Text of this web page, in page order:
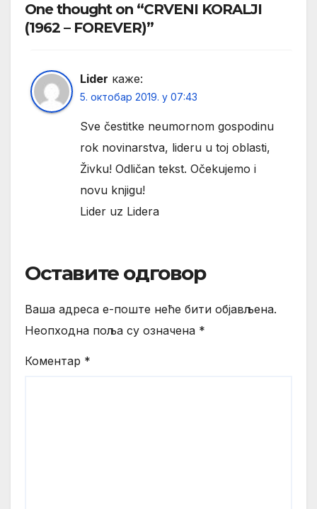
One thought on “CRVENI KORALJI
(1962 – FOREVER)”
Lider каже:
5. октобар 2019. у 07:43
Sve čestitke neumornom gospodinu
rok novinarstva, lideru u toj oblasti,
Živku! Odličan tekst. Očekujemo i
novu knjigu!
Lider uz Lidera
Оставите одговор
Ваша адреса е-поште неће бити објављена.
Неопходна поља су означена *
Коментар *